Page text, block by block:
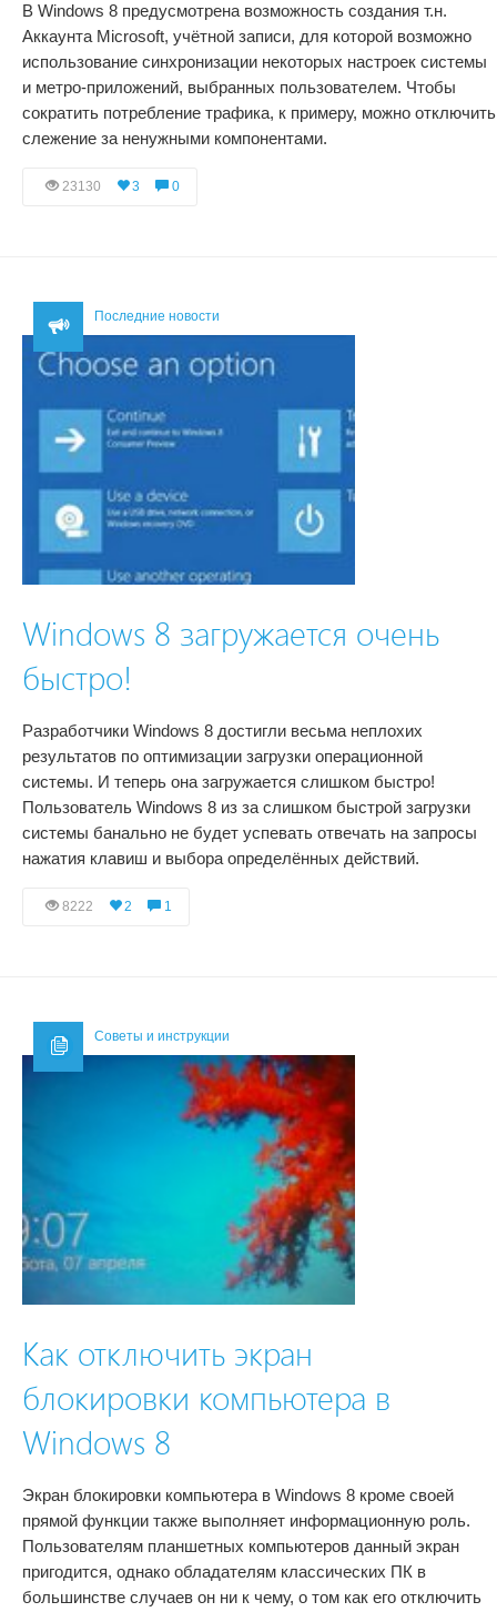
В Windows 8 предусмотрена возможность создания т.н.
Аккаунта Microsoft, учётной записи, для которой возможно
использование синхронизации некоторых настроек системы
и метро-приложений, выбранных пользователем. Чтобы
сократить потребление трафика, к примеру, можно отключить
слежение за ненужными компонентами.
23130 3 0
Последние новости
Windows 8 загружается очень
быстро!
Разработчики Windows 8 достигли весьма неплохих
результатов по оптимизации загрузки операционной
системы. И теперь она загружается слишком быстро!
Пользователь Windows 8 из за слишком быстрой загрузки
системы банально не будет успевать отвечать на запросы
нажатия клавиш и выбора определённых действий.
8222 2 1
Советы и инструкции
Как отключить экран
блокировки компьютера в
Windows 8
Экран блокировки компьютера в Windows 8 кроме своей
прямой функции также выполняет информационную роль.
Пользователям планшетных компьютеров данный экран
пригодится, однако обладателям классических ПК в
большинстве случаев он ни к чему, о том как его отключить